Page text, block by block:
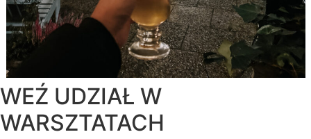
WEŹ UDZIAŁ W
WARSZTATACH